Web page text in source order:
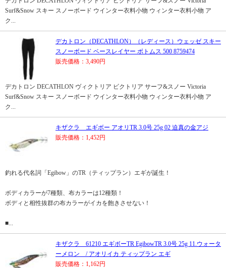
Surf&Snow スキー スノーボード ウインター衣料小物 ウィンター衣料小物 ア
ク...
デカトロン（DECATHLON）（レディース）ウェッゼ スキー
スノーボード ベースレイヤー ボトムス 500 8759474
販売価格：3,490円
デカトロン DECATHLON ヴィクトリア ビクトリア サーフ&スノー Victoria
Surf&Snow スキー スノーボード ウインター衣料小物 ウィンター衣料小物 ア
ク...
キザクラ エギボー アオリTR 3.0号 25g 02 迫真の金アジ
販売価格：1,452円
釣れる代名詞「Egibow」のTR（ティップラン）エギが誕生！
ボディカラーが7種類、布カラーは12種類！
ボディと相性抜群の布カラーがイカを飽きさせない！
■...
キザクラ 61210 エギボーTR EgibowTR 3.0号 25g 11.ウォータ
ーメロン / アオリイカ ティップラン エギ
販売価格：1,162円